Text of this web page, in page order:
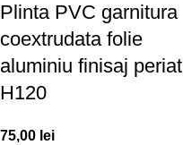
Plinta PVC garnitura
coextrudata folie
aluminiu finisaj periat
H120
75,00 lei